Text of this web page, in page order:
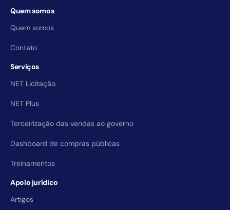
Quem somos
Quem somos
Contato
Serviços
NET Licitação
NET Plus
Terceirização das vendas ao governo
Dashboard de compras públicas
Treinamentos
Apoio jurídico
Artigos